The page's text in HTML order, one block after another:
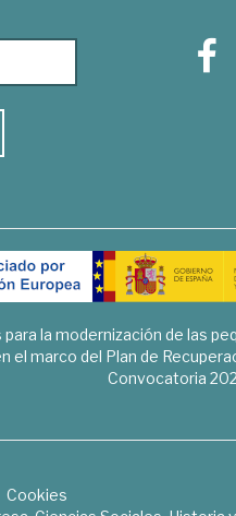
para la modernización de las
el marco del Plan de
Convocatoria
Cookies